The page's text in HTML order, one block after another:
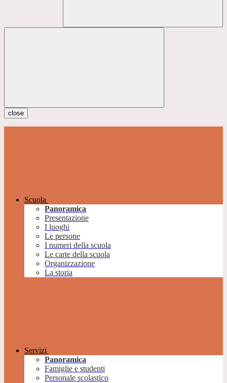
close
Scuola
Panoramica
Presentazione
I luoghi
Le persone
I numeri della scuola
Le carte della scuola
Organizzazione
La storia
Servizi
Panoramica
Famiglie e studenti
Personale scolastico